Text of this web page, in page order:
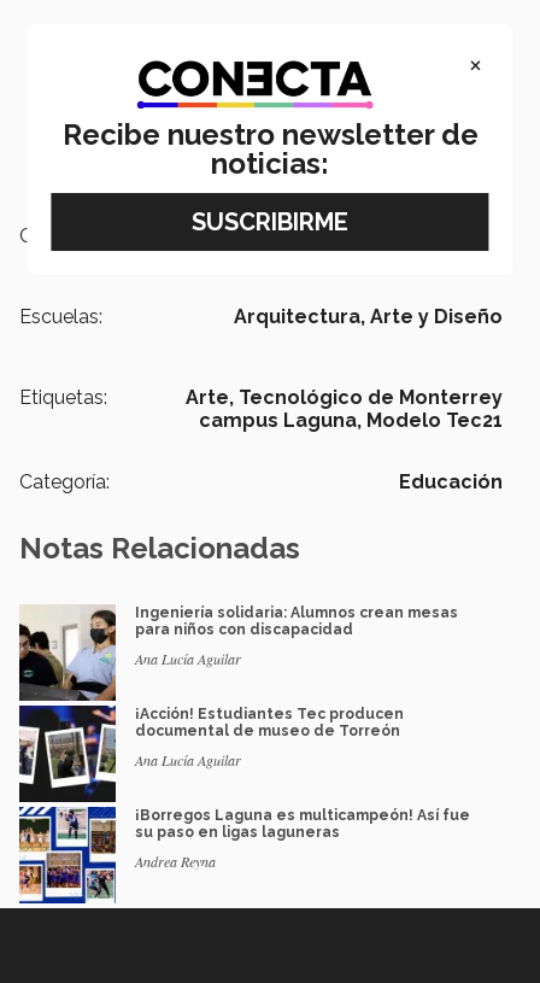
Campus:
Escuelas: Arquitectura, Arte y Diseño
Etiquetas: Arte, Tecnológico de Monterrey
campus Laguna, Modelo Tec21
Categoría: Educación
Notas Relacionadas
Ingeniería solidaria: Alumnos crean mesas
para niños con discapacidad
Ana Lucía Aguilar
¡Acción! Estudiantes Tec producen
documental de museo de Torreón
Ana Lucía Aguilar
¡Borregos Laguna es multicampeón! Así fue
su paso en ligas laguneras
Andrea Reyna
×
Recibe nuestro newsletter de
noticias: